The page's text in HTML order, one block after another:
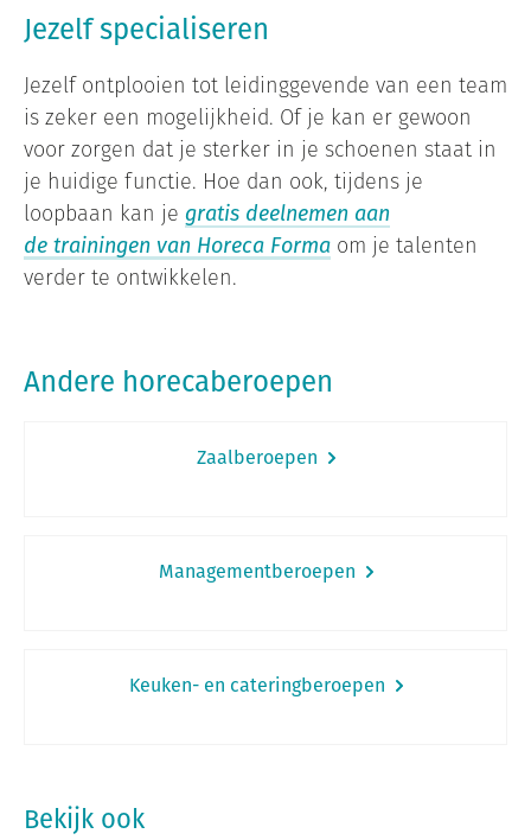
Jezelf specialiseren
Jezelf ontplooien tot leidinggevende van een team
is zeker een mogelijkheid. Of je kan er gewoon
voor zorgen dat je sterker in je schoenen staat in
je huidige functie. Hoe dan ook, tijdens je
loopbaan kan je gratis deelnemen aan
de trainingen van Horeca Forma om je talenten
verder te ontwikkelen.
Andere horecaberoepen
Zaalberoepen
Managementberoepen
Keuken- en cateringberoepen
Bekijk ook